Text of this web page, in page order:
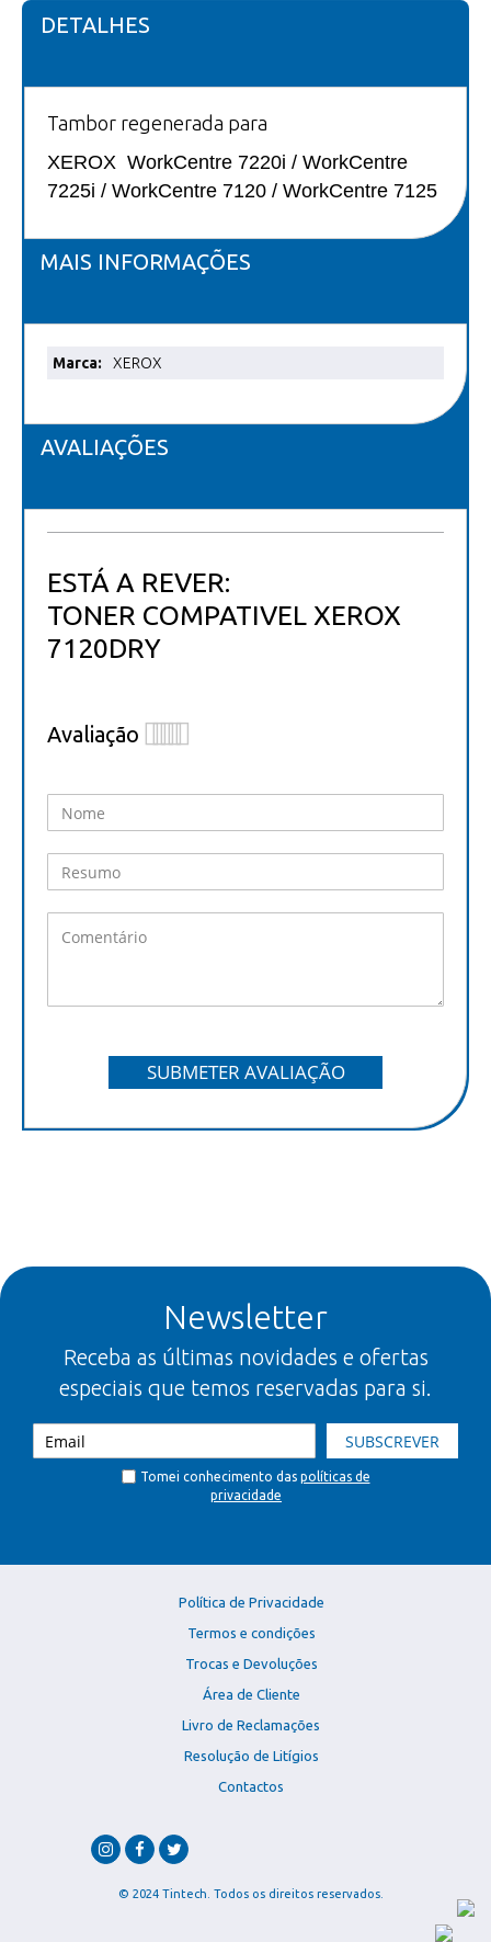
DETALHES
Tambor regenerada para
XEROX WorkCentre 7220i / WorkCentre
7225i / WorkCentre 7120 / WorkCentre 7125
MAIS INFORMAÇÕES
Mais
XEROX
AVALIAÇÕES
ESTÁ A REVER:
TONER COMPATIVEL XEROX
7120DRY
Avaliação
SUBMETER AVALIAÇÃO
Newsletter
Receba as últimas novidades e ofertas
especiais que temos reservadas para si.
SUBSCREVER
Tomei conhecimento das políticas de
privacidade
Política de Privacidade
Termos e condições
Trocas e Devoluções
Área de Cliente
Livro de Reclamações
Resolução de Litígios
Contactos
© 2024 Tintech. Todos os direitos reservados.